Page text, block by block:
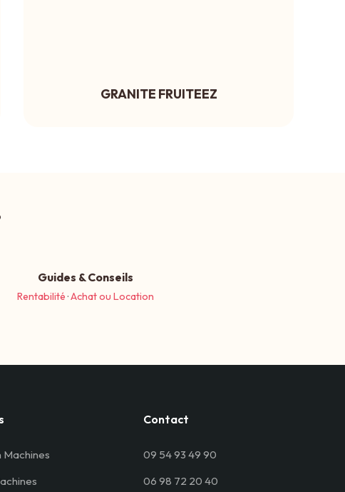
GRANITE FRUITEEZ
Guides & Conseils
Rentabilité ·Achat ou Location
Contact
09 54 93 49 90
06 98 72 20 40